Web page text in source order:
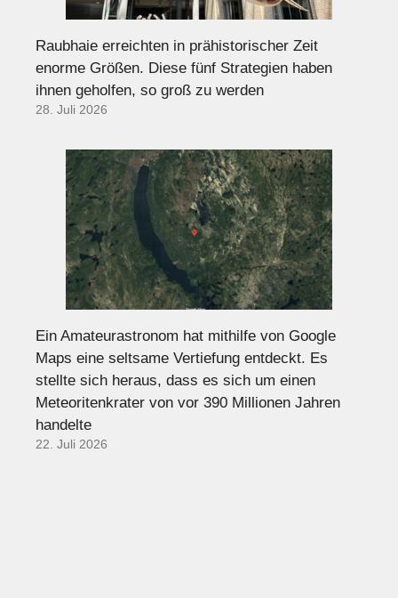
Raubhaie erreichten in prähistorischer Zeit
enorme Größen. Diese fünf Strategien haben
ihnen geholfen, so groß zu werden
28. Juli 2026
Ein Amateurastronom hat mithilfe von Google
Maps eine seltsame Vertiefung entdeckt. Es
stellte sich heraus, dass es sich um einen
Meteoritenkrater von vor 390 Millionen Jahren
handelte
22. Juli 2026